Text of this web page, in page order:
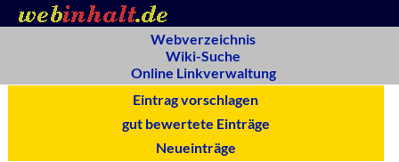
Webverzeichnis
Wiki-Suche
Online Linkverwaltung
Eintrag vorschlagen
gut bewertete Einträge
Neueinträge